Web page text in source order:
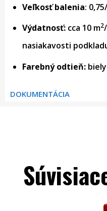
Veľkosť balenia:
Výdatnosť: cca 10 m2
nasiakavosti
Farebný odtieň:
DOKUMENTÁCIA